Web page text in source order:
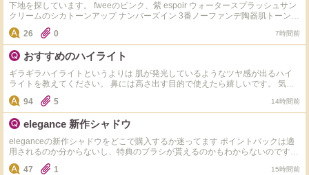
下地を探しています。 fweeのピンク、紫 espoir ウォータースプラッシュサン
クリームのシカトーンアップ ナンバーズイン 3番ノーファンデ陶器肌トーンア
ップUVクリームEX の下地の中で ①乾燥しない ②皮脂崩れもしにくい ③(こっ
くりした重いテクスチャのは苦手なので)伸びがよく、軽い着け心地 に1番当て
はまる下地はどれですか？ 乾燥せずに皮脂崩れもしにくく崩れ方が綺麗な下
地を探してます。 また、重いテクスチャだと伸ばす時にムラになったり時間
がかかるのでサッと伸ばせるのがいいです どなたか教えてください！
26 0 7時間前
おすすめのハイライト
ギラギラハイライトというよりは 肌が発光しているようなツヤ感が出るハイ
ライトを教えてください。 鼻には高さ出す目的で使えたら嬉しいです。 気に
なってるのは以下の4つです。 ・Dior ディオールスキン フォーエヴァー グロ
ウ マキシマイザー ・Dior ディオールスキン フォーエヴァー グロウ マキシマ
イザー ・Diorバックステージ グロウ マキシマイザー パレット ・NARSライト
リフレクティング ルミナイジングスティック ・
94 5 14時間前
elegance 新作シャドウ
eleganceの新作シャドウをどこで購入するか迷ってます ポイントバックは適
用されるのか分からないし、特典のブラシが貰えるのかもわからないのですが
詳しい方いらっしゃいますか？ なるべくお得に購入したいと思っています
47 1 15時間前